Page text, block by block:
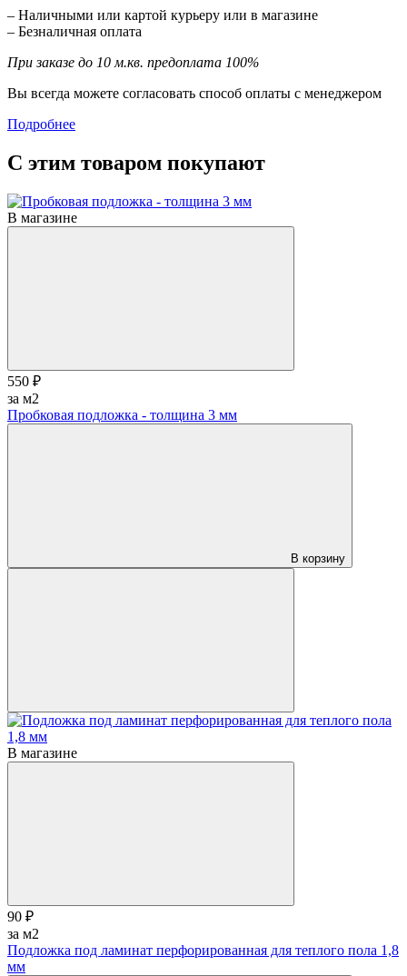
– Наличными или картой курьеру или в магазине
– Безналичная оплата
При заказе до 10 м.кв. предоплата 100%
Вы всегда можете согласовать способ оплаты с менеджером
Подробнее
С этим товаром покупают
В магазине
550 ₽
за м2
Пробковая подложка - толщина 3 мм
В корзину
В магазине
90 ₽
за м2
Подложка под ламинат перфорированная для теплого пола 1,8
мм